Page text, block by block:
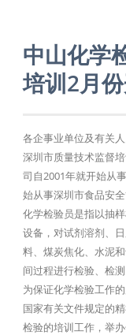
中山化学
培训2月
各企事业单位及有关人
深圳市质量技术监督
司自2001年就开始从
始从事深圳市食品安全
化学检验员是指以抽
设备，对试剂溶剂、
料、煤炭焦化、水泥
间过程进行检验、检
为保证化学检验工作
国家有关文件规定的
检验的培训工作，举